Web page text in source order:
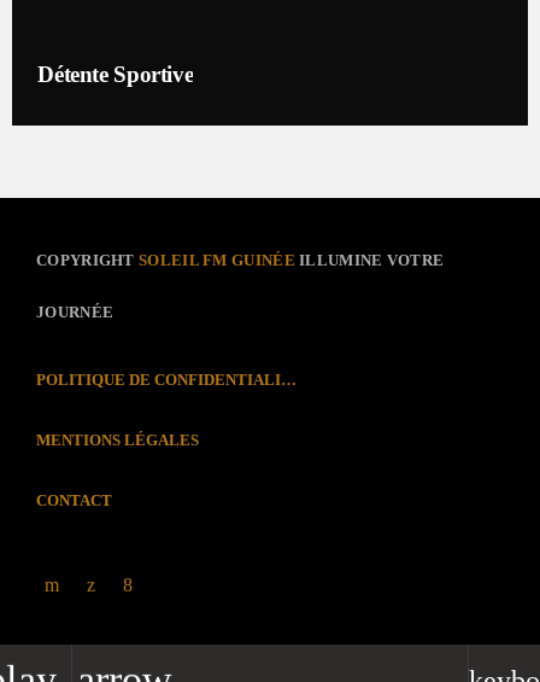
Détente Sportive
COPYRIGHTSOLEIL FM GUINÉE ILLUMINE VOTRE
JOURNÉE
POLITIQUE DE CONFIDENTIALITÉ
MENTIONS LÉGALES
CONTACT